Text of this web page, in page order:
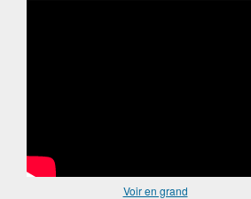
Voir en grand